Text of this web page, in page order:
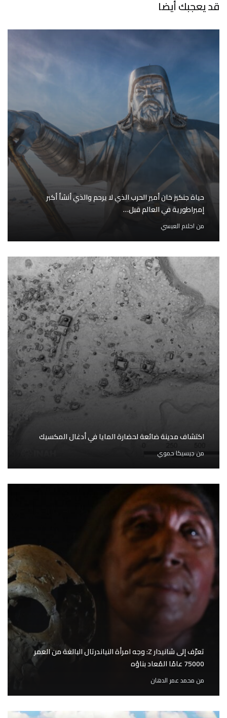
قد يعجبك أيضا
حياة جنكيز خان أمير الحرب الذي لا يرحم والذي أنشأ أكبر
إمبراطورية في العالم قبل…
من احلام العبسي
اكتشاف مدينة ضائعة لحضارة المايا في أدغال المكسيك
من جيسيكا حموي
تعرّف إلى شانيدار Z: وجه امرأة النياندرتال البالغة من العمر
75000 عامًا المُعاد بناؤه
من محمد عمر الدهان